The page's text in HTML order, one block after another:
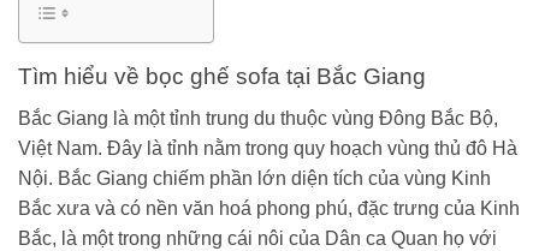
Tìm hiểu về bọc ghế sofa tại Bắc Giang
Bắc Giang là một tỉnh trung du thuộc vùng Đông Bắc Bộ,
Việt Nam. Đây là tỉnh nằm trong quy hoạch vùng thủ đô Hà
Nội. Bắc Giang chiếm phần lớn diện tích của vùng Kinh
Bắc xưa và có nền văn hoá phong phú, đặc trưng của Kinh
Bắc, là một trong những cái nôi của Dân ca Quan họ với